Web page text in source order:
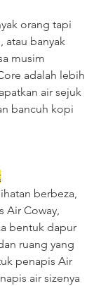
orang tapi
atau banyak
musim
adalah lebih
air sejuk
bancuh kopi
berbeza,
Air Coway,
bentuk dapur
ruang yang
penapis Air
air sizenya